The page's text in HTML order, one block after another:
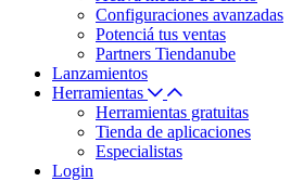
Configuraciones avanzadas
Potenciá tus ventas
Partners Tiendanube
Lanzamientos
Herramientas
Herramientas gratuitas
Tienda de aplicaciones
Especialistas
Login